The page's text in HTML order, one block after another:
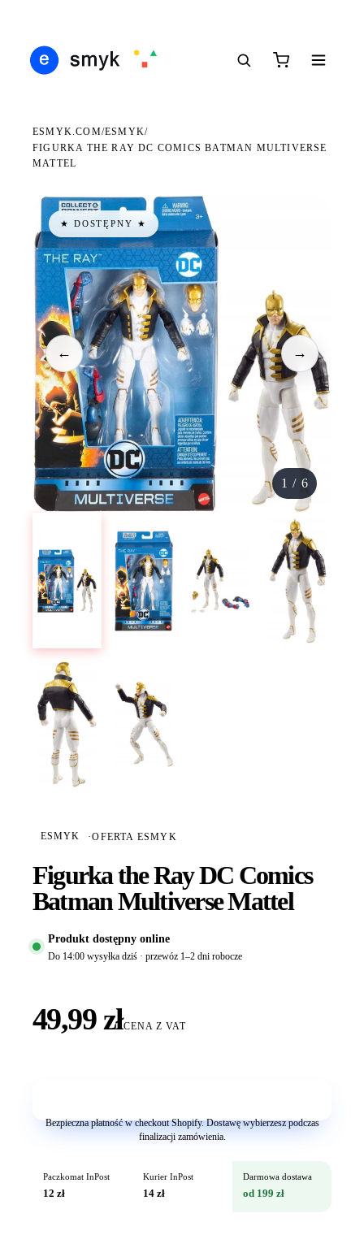
ESMYK.COM/ESMYK/
FIGURKA THE RAY DC COMICS BATMAN MULTIVERSE
MATTEL
★ DOSTĘPNY ★
← →
1 / 6
ESMYK ·OFERTA ESMYK
Figurka the Ray DC Comics
Batman Multiverse Mattel
Produkt dostępny online
Do 14:00 wysyłka dziś · przewóz 1–2 dni robocze
49,99 złCENA Z VAT
Bezpieczna płatność w checkout Shopify. Dostawę wybierzesz podczas
finalizacji zamówienia.
Paczkomat InPost
12 zł
Kurier InPost
14 zł
Darmowa dostawa
od 199 zł